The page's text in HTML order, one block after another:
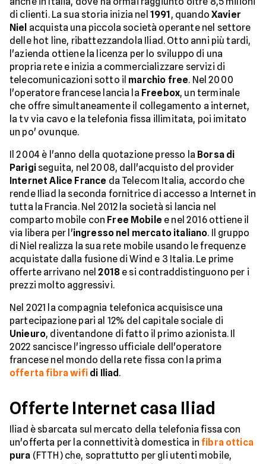
di clienti. La sua storia inizia nel 1991, quandoXavier
Niel acquista una piccola società operante nel settore
delle hot line, ribattezzandola Iliad. Otto anni più tardi,
l'azienda ottiene la licenza per lo sviluppo di una
propria rete e inizia a commercializzare servizi di
telecomunicazioni sotto il marchio free. Nel 2000
l'operatore francese lancia la Freebox, un terminale
che offre simultaneamente il collegamento a internet,
la tv via cavo e la telefonia fissa illimitata, poi imitato
un po' ovunque.
Il 2004 è l'anno della quotazione presso la Borsa di
Parigiseguita, nel 2008, dall'acquisto del provider
Internet Alice France da Telecom Italia, accordo che
rende Iliad la seconda fornitrice di accesso a Internet in
tutta la Francia. Nel 2012 la società si lancia nel
comparto mobile con Free Mobile e nel 2016 ottiene il
via libera per l'ingresso nel mercato italiano. Il gruppo
di Niel realizza la sua rete mobile usando le frequenze
acquistate dalla fusione di Wind e 3 Italia. Le prime
offerte arrivano nel2018 e si contraddistinguono per i
prezzi molto aggressivi.
Nel 2021 la compagnia telefonica acquisisce una
partecipazione pari al 12% del capitale sociale di
Unieuro, diventandone di fatto il primo azionista. Il
2022 sancisce l'ingresso ufficiale dell'operatore
francese nel mondo della rete fissa con la prima
offerta fibra wifi di Iliad .
Offerte Internet casa Iliad
Iliad è sbarcata sul mercato della telefonia fissa con
un'offerta per la connettività domestica infibra ottica
pura (FTTH) che, soprattutto per gli utenti mobile,